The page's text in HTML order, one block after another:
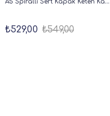
A5 Spiralli Sert Kapak Keten Kareli Tarihsiz Not Defteri Siyah
₺529,00 ₺549,00